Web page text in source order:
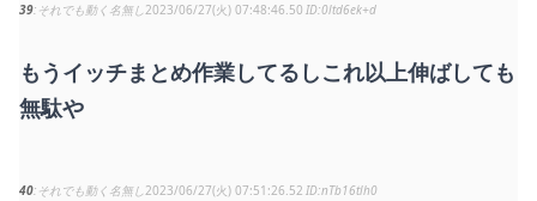
39 それでも動く名無し2023/06/27(火) 07:48:46.50 0ltd6ek+d
もうイッチまとめ作業してるしこれ以上伸ばしても
無駄や
40 それでも動く名無し2023/06/27(火) 07:51:26.52 nTb16tlh0